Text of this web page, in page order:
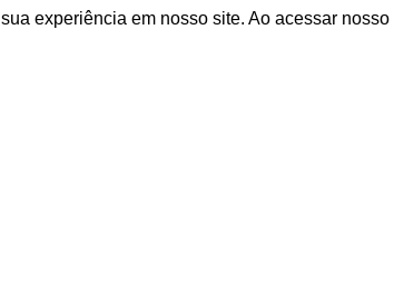
experiência em nosso site. Ao acessar